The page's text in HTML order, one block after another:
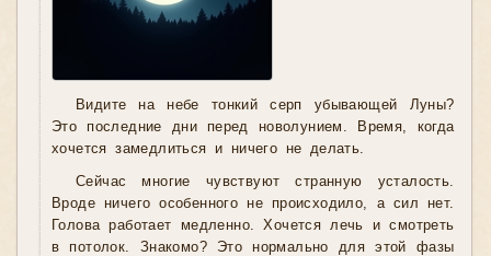
Видите на небе тонкий серп убывающей Луны?
Это последние дни перед новолунием. Время, когда
хочется замедлиться и ничего не делать.
Сейчас многие чувствуют странную усталость.
Вроде ничего особенного не происходило, а сил нет.
Голова работает медленно. Хочется лечь и смотреть
в потолок. Знакомо? Это нормально для этой фазы